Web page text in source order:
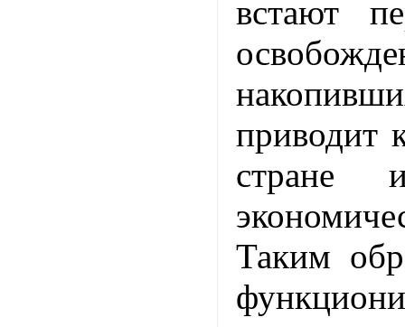
встают
приводит
стране
Таким